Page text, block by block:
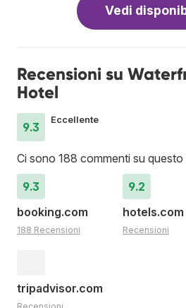
Vedi
Recensioni su
Hotel
9.3
Eccellente
Ci sono 188 commenti su questo
9.3
booking.com
188 Recensioni
9.2
hotels.com
Recensioni
tripadvisor.com